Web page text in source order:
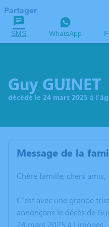
Partager
SMS WhatsApp
Guy GUINET
décédé le 24 mars 2025 à
Message de la
Chère famille, chers amis,
C’est avec une grande
annonçons le décès de
24 mars 2025 à Limoges.